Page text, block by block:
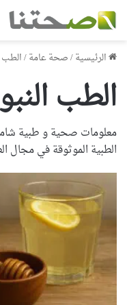
الرئيسية/صحة عامة/الطب
الطب
معلومات صحية و طبية
الطبية الموثوقة في مجال